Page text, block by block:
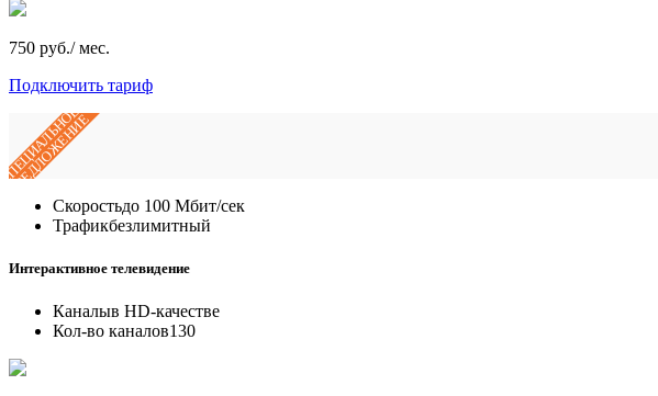
750 руб./ мес.
Подключить тариф
ПРЕДЛОЖЕНИЕ
Скоростьдо 100 Мбит/сек
Трафикбезлимитный
Интерактивное телевидение
Каналыв HD-качестве
Кол-во каналов130